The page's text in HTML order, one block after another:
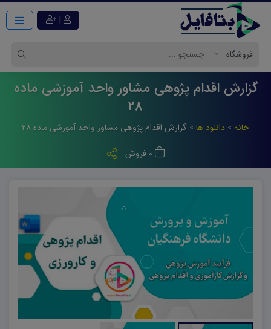
|
گزارش اقدام پژوهی مشاور واحد آموزشی ماده
28
خانه » دانلود ها » گزارش اقدام پژوهی مشاور واحد آموزشی ماده ۲۸